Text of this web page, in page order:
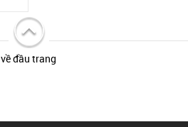
về đầu trang